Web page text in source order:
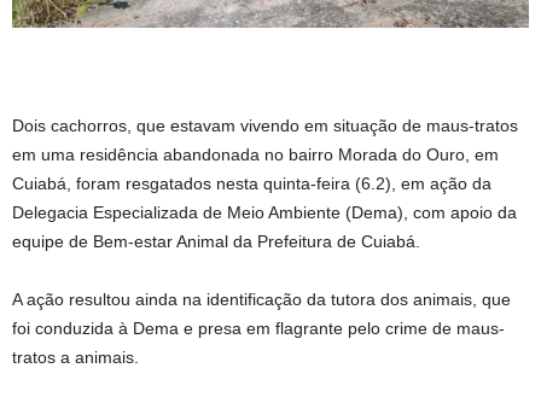
Dois cachorros, que estavam vivendo em situação de maus-tratos
em uma residência abandonada no bairro Morada do Ouro, em
Cuiabá, foram resgatados nesta quinta-feira (6.2), em ação da
Delegacia Especializada de Meio Ambiente (Dema), com apoio da
equipe de Bem-estar Animal da Prefeitura de Cuiabá.
A ação resultou ainda na identificação da tutora dos animais, que
foi conduzida à Dema e presa em flagrante pelo crime de maus-
tratos a animais.